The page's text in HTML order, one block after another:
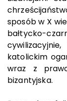
sposób w X
bałtycko-
katolickim
wraz z
bizantyjska.